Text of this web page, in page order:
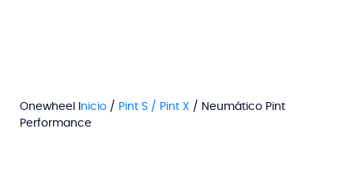
Onewheel I nicio / Pint S / Pint X / Neumático Pint
Performance